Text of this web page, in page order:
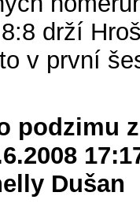
drží
v první
podzimu
Dušan